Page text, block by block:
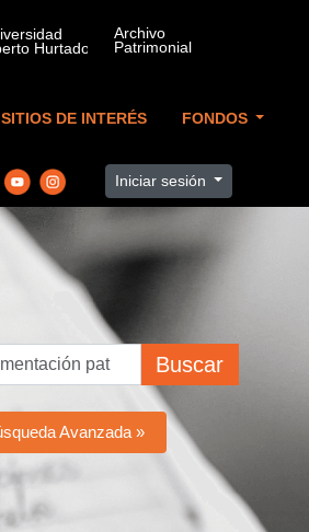
SITIOS DE INTERÉS FONDOS
Iniciar sesión
Buscar
Avanzada »